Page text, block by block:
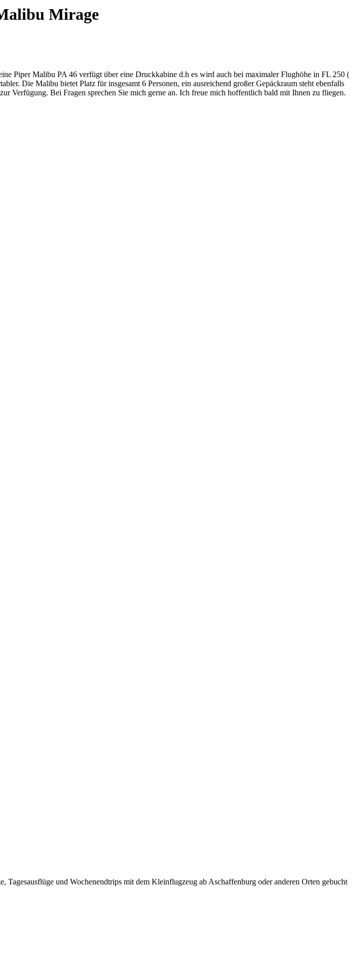
Mirage
Piper Malibu PA 46 verfügt über eine Druckkabine d.h es wird auch bei maximaler Flughöhe in FL 250 (
Die Malibu bietet Platz für insgesamt 6 Personen, ein ausreichend großer Gepäckraum steht ebenfalls
Verfügung. Bei Fragen sprechen Sie mich gerne an. Ich freue mich hoffentlich bald mit Ihnen zu fliegen.
und Wochenendtrips mit dem Kleinflugzeug ab Aschaffenburg oder anderen Orten gebucht